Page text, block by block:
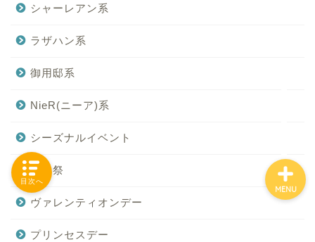
シャーレアン系
ラザハン系
御用邸系
NieR(ニーア)系
シーズナルイベント
降神祭
ヴァレンティオンデー
プリンセスデー
MENU
目次へ